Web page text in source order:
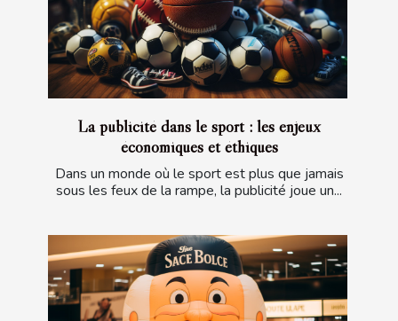
La publicité dans le sport : les enjeux
économiques et éthiques
Dans un monde où le sport est plus que jamais
sous les feux de la rampe, la publicité joue un...